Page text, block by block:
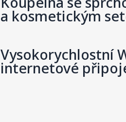
a kosmetickým
Vysokorychlostní
internetové